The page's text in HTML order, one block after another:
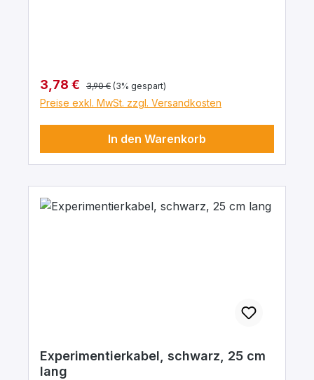
mΩ. Arbeitstemperatur -10 … + 70°C.
Verkaufspreis:
3,78 € Regulärer Preis:
3,90 € (3% gespart)
Preise exkl. MwSt. zzgl. Versandkosten
In den Warenkorb
Experimentierkabel, schwarz, 25 cm
lang